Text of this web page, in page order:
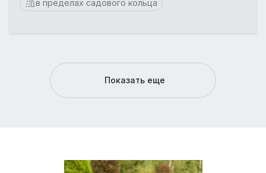
в пределах садового кольца
Показать еще